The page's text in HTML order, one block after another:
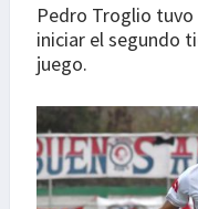
Pedro Troglio
iniciar el segundo
juego.